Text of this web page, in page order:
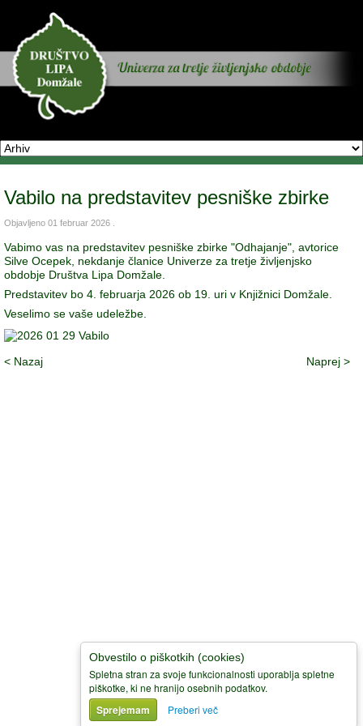
Vabilo na predstavitev pesniške zbirke
Objavljeno 01 februar 2026
Vabimo vas na predstavitev pesniške zbirke "Odhajanje", avtorice
Silve Ocepek, nekdanje članice Univerze za tretje življenjsko
obdobje Društva Lipa Domžale.
Predstavitev bo 4. februarja 2026 ob 19. uri v Knjižnici Domžale.
Veselimo se vaše udeležbe.
< Nazaj Naprej >
Obvestilo o piškotkih (cookies)
Spletna stran za svoje funkcionalnosti uporablja spletne
piškotke, ki ne hranijo osebnih podatkov.
Sprejemam Preberi več